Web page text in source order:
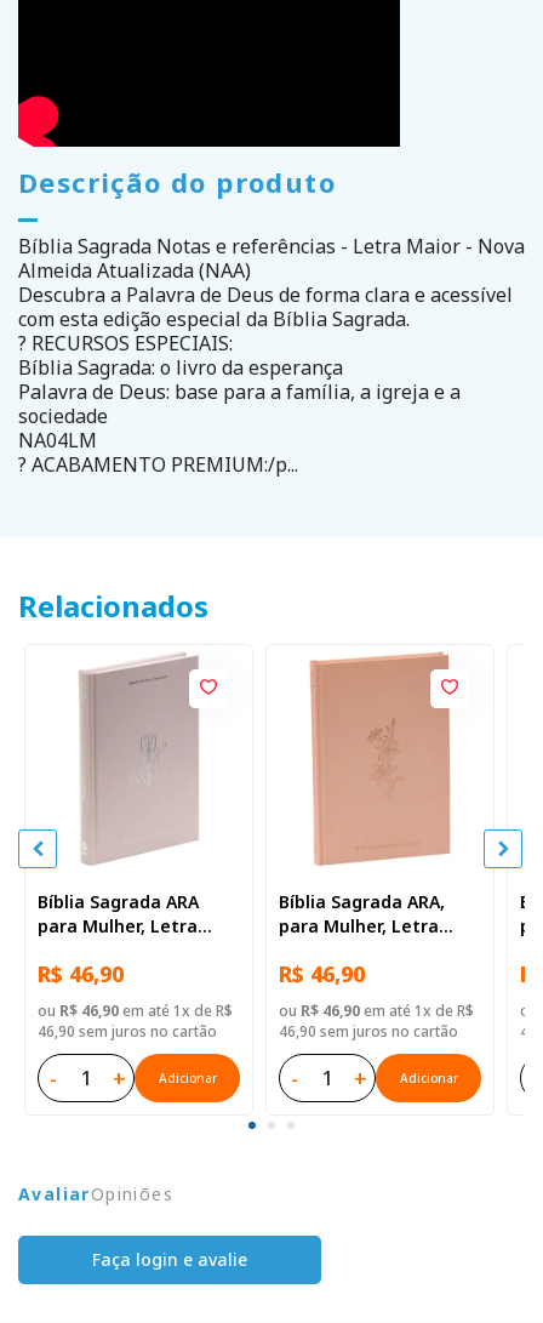
Descrição do produto
Bíblia Sagrada Notas e referências - Letra Maior - Nova
Almeida Atualizada (NAA)
Descubra a Palavra de Deus de forma clara e acessível
com esta edição especial da Bíblia Sagrada.
? RECURSOS ESPECIAIS:
Bíblia Sagrada: o livro da esperança
Palavra de Deus: base para a família, a igreja e a
sociedade
NA04LM
? ACABAMENTO PREMIUM:/p...
Relacionados
Bíblia Sagrada ARA
para Mulher, Letra
Rosa
R$ 46,90
ou R$ 46,90em até 1x de R$
46,90 sem juros no cartão
- + Adicionar
Bíblia Sagrada ARA,
para Mulher, Letra
Rosa
R$ 46,90
ou R$ 46,90em até 1x de R$
46,90 sem juros no cartão
- + Adicionar
ou
AvaliarOpiniões
Faça login e avalie